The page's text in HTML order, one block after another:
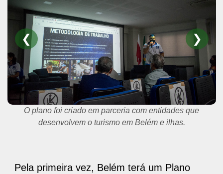
❮ ❯
O lançamento do plano ocorreu na sede da Federação do
Comércio do Pará (Fecomércio).
Pela primeira vez, Belém terá um Plano